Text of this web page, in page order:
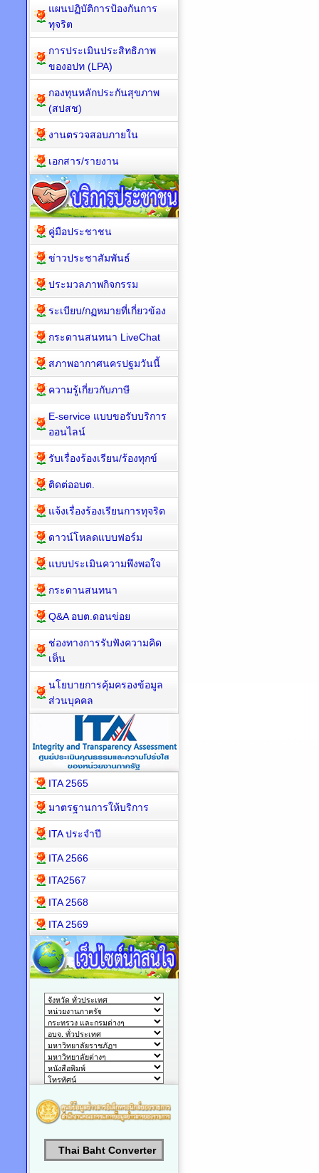
แผนปฏิบัติการป้องกันการ
ทุจริต
การประเมินประสิทธิภาพ
ของอปท (LPA)
กองทุนหลักประกันสุขภาพ
(สปสช)
งานตรวจสอบภายใน
เอกสาร/รายงาน
คู่มือประชาชน
ข่าวประชาสัมพันธ์
ประมวลภาพกิจกรรม
ระเบียบ/กฏหมายที่เกี่ยวข้อง
กระดานสนทนา LiveChat
สภาพอากาศนครปฐมวันนี้
ความรู้เกี่ยวกับภาษี
E-service แบบขอรับบริการ
ออนไลน์
รับเรื่องร้องเรียน/ร้องทุกข์
ติดต่ออบต.
แจ้งเรื่องร้องเรียนการทุจริต
ดาวน์โหลดแบบฟอร์ม
แบบประเมินความพึงพอใจ
กระดานสนทนา
Q&A อบต.ดอนข่อย
ช่องทางการรับฟังความคิด
เห็น
นโยบายการคุ้มครองข้อมูล
ส่วนบุคคล
ITA 2565
มาตรฐานการให้บริการ
ITA ประจำปี
ITA 2566
ITA2567
ITA 2568
ITA 2569
Thai Baht Converter